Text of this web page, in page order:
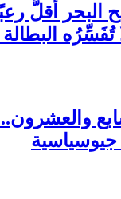
البحر أقلُّ
تُفَسِّرُه
جيوسياسية